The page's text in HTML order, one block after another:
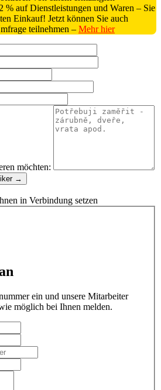
% auf Dienstleistungen und Waren – Sie
Einkauf! Jetzt können Sie auch
teilnehmen – Mehr hier
möchten:
→
in Verbindung setzen
ein und unsere Mitarbeiter
möglich bei Ihnen melden.